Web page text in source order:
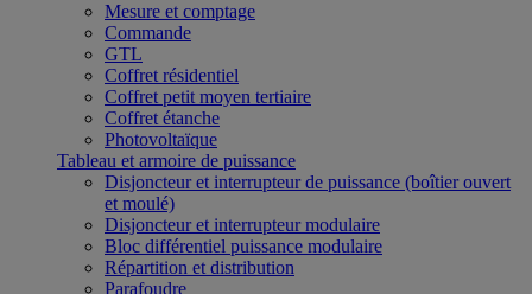
Mesure et comptage
Commande
GTL
Coffret résidentiel
Coffret petit moyen tertiaire
Coffret étanche
Photovoltaïque
Tableau et armoire de puissance
Disjoncteur et interrupteur de puissance (boîtier ouvert
et moulé)
Disjoncteur et interrupteur modulaire
Bloc différentiel puissance modulaire
Répartition et distribution
Parafoudre